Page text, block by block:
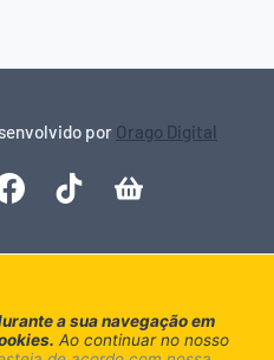
por Orago Digital
a sua navegação em
Ao continuar no nosso